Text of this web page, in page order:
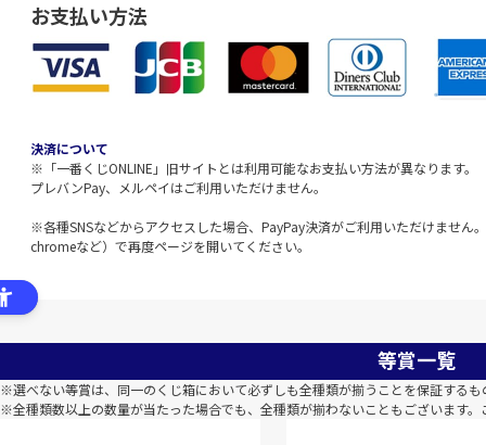
お支払い方法
決済について
※「一番くじONLINE」旧サイトとは利用可能なお支払い方法が異なります。
プレバンPay、メルペイはご利用いただけません。
※各種SNSなどからアクセスした場合、PayPay決済がご利用いただけません
chromeなど）で再度ページを開いてください。
等賞一覧
※選べない等賞は、同一のくじ箱において必ずしも全種類が揃うことを保証する
※全種類数以上の数量が当たった場合でも、全種類が揃わないこともございます